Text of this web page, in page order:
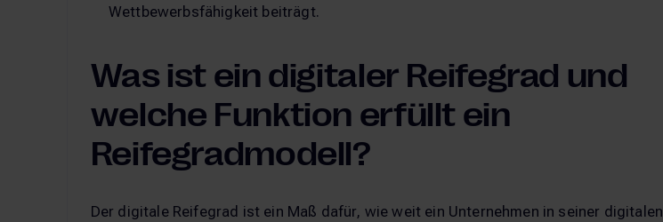
Wettbewerbsfähigkeit beiträgt.
Was ist ein digitaler Reifegrad und
welche Funktion erfüllt ein
Reifegradmodell?
Der digitale Reifegrad ist ein Maß dafür, wie weit ein Unternehmen in seiner digitalen